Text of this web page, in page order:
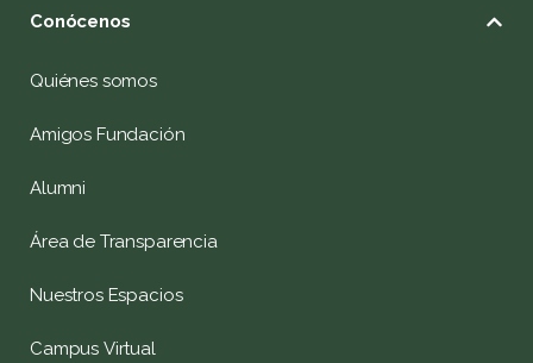
Conócenos
Quiénes somos
Amigos Fundación
Alumni
Área de Transparencia
Nuestros Espacios
Campus Virtual